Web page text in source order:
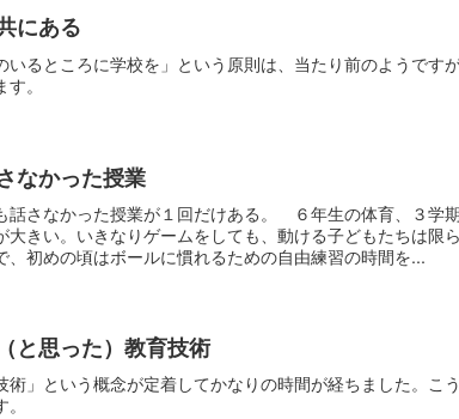
にある
るところに学校を」という原則は、当たり前のようです
。
なかった授業
話さなかった授業が１回だけある。 ６年生の体育、３学
大きい。いきなりゲームをしても、動ける子どもたちは限
初めの頃はボールに慣れるための自由練習の時間を...
と思った）教育技術
術」という概念が定着してかなりの時間が経ちました。こ